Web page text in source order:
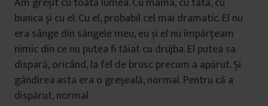
bunica și cu el. Cu el, probabil cel mai dramatic. El nu
era sânge din sângele meu, eu și el nu împărțeam
nimic din ce nu putea fi tăiat cu drujba. El putea sa
dispară, oricând, la fel de brusc precum a apărut. Și
gândirea asta era o greșeală, normal. Pentru că a
dispărut, normal.